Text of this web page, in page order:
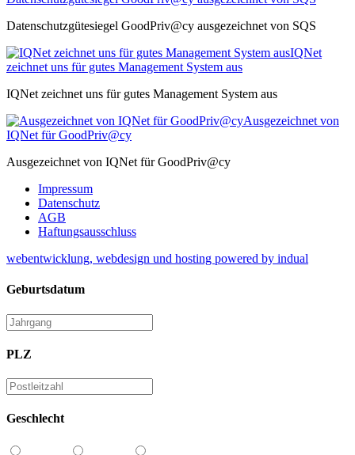
Datenschutzgütesiegel GoodPriv@cy ausgezeichnet von SQS
IQNet
zeichnet uns für gutes Management System aus
IQNet zeichnet uns für gutes Management System aus
Ausgezeichnet von
IQNet für GoodPriv@cy
Ausgezeichnet von IQNet für GoodPriv@cy
Impressum
Datenschutz
AGB
Haftungsausschluss
webentwicklung, webdesign und hosting powered by indual
Geburtsdatum
PLZ
Geschlecht